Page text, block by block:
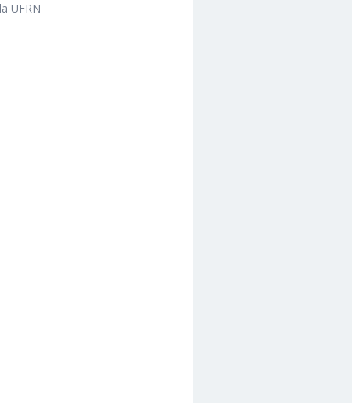
UFRN